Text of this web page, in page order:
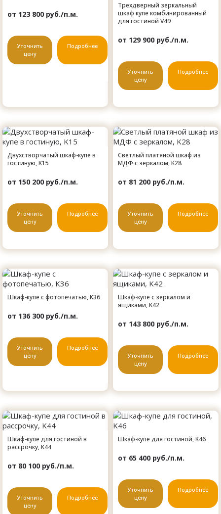
от 123 800 руб./п.м.
Уточнить
цену
Подробнее
Трехдверный зеркальный
шкаф купе комбинированный
для гостиной V49
от 129 900 руб./п.м.
Уточнить
цену
Подробнее
Двухстворчатый шкаф-купе в
гостиную, K15
от 150 200 руб./п.м.
Уточнить
цену
Подробнее
Светлый платяной шкаф из
МДФ с зеркалом, K28
от 81 200 руб./п.м.
Уточнить
цену
Подробнее
Шкаф-купе с фотопечатью, K36
от 136 300 руб./п.м.
Уточнить
цену
Подробнее
Шкаф-купе с зеркалом и
ящиками, K42
от 143 800 руб./п.м.
Уточнить
цену
Подробнее
Шкаф-купе для гостиной в
рассрочку, K44
от 80 100 руб./п.м.
Уточнить
цену
Подробнее
Шкаф-купе для гостиной, K46
от 65 400 руб./п.м.
Уточнить
цену
Подробнее